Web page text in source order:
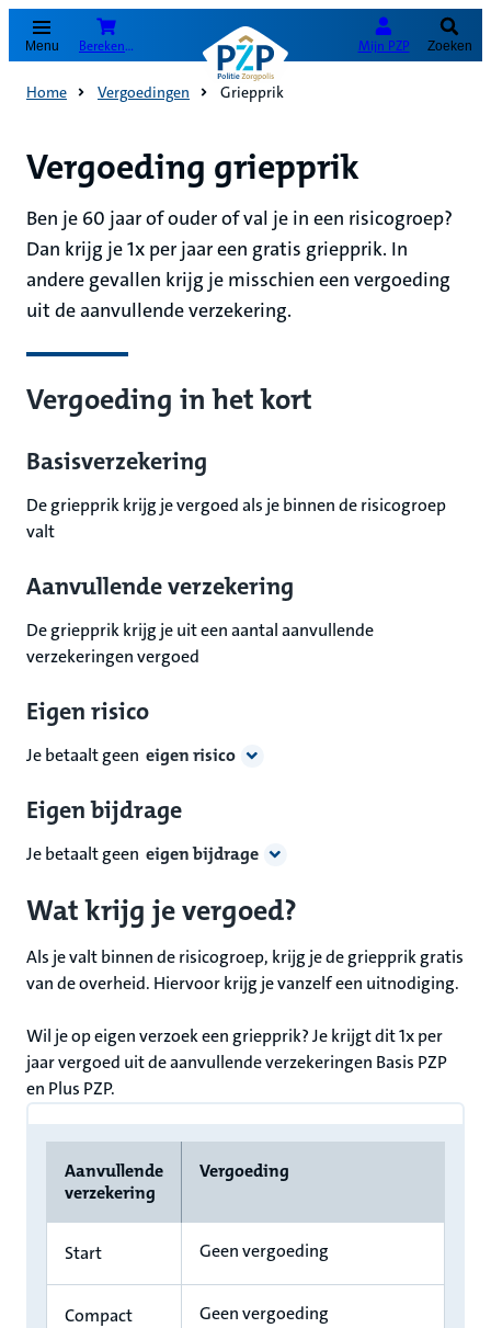
Menu Bereken je premie Mijn PZP Zoeken
Home Vergoedingen Griepprik
Vergoeding griepprik
Ben je 60 jaar of ouder of val je in een risicogroep?
Dan krijg je 1x per jaar een gratis griepprik. In
andere gevallen krijg je misschien een vergoeding
uit de aanvullende verzekering.
Vergoeding in het kort
Basisverzekering
De griepprik krijg je vergoed als je binnen de risicogroep
valt
Aanvullende verzekering
De griepprik krijg je uit een aantal aanvullende
verzekeringen vergoed
Eigen risico
Je betaalt geen eigen risico
Eigen bijdrage
Je betaalt geen eigen bijdrage
Wat krijg je vergoed?
Als je valt binnen de risicogroep, krijg je de griepprik gratis
van de overheid. Hiervoor krijg je vanzelf een uitnodiging.
Wil je op eigen verzoek een griepprik? Je krijgt dit 1x per
jaar vergoed uit de aanvullende verzekeringen Basis PZP
en Plus PZP.
Aanvullende
verzekering
Vergoeding
Start Geen vergoeding
Compact
Geen vergoeding